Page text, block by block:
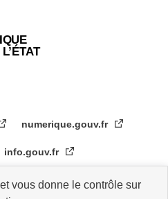
vous donne le contrôle sur
numerique.gouv.fr
info.gouv.fr
public.gouv.fr